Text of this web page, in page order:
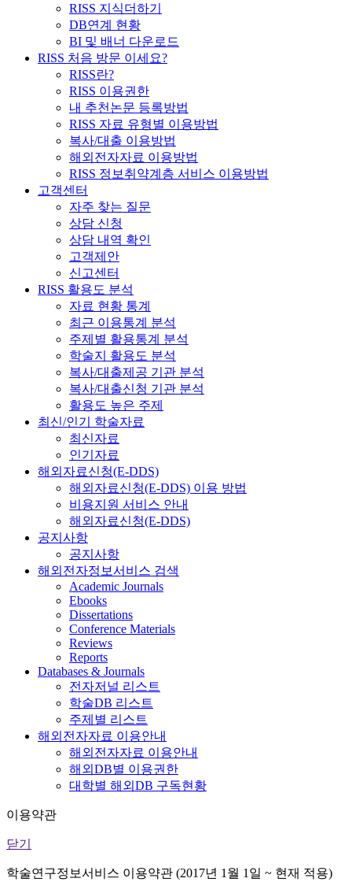
RISS 지식더하기
DB연계 현황
BI 및 배너 다운로드
RISS 처음 방문 이세요?
RISS란?
RISS 이용권한
내 추천논문 등록방법
RISS 자료 유형별 이용방법
복사/대출 이용방법
해외전자자료 이용방법
RISS 정보취약계층 서비스 이용방법
고객센터
자주 찾는 질문
상담 신청
상담 내역 확인
고객제안
신고센터
RISS 활용도 분석
자료 현황 통계
최근 이용통계 분석
주제별 활용통계 분석
학술지 활용도 분석
복사/대출제공 기관 분석
복사/대출신청 기관 분석
활용도 높은 주제
최신/인기 학술자료
최신자료
인기자료
해외자료신청(E-DDS)
해외자료신청(E-DDS) 이용 방법
비용지원 서비스 안내
해외자료신청(E-DDS)
공지사항
공지사항
해외전자정보서비스 검색
Academic Journals
Ebooks
Dissertations
Conference Materials
Reviews
Reports
Databases & Journals
전자저널 리스트
학술DB 리스트
주제별 리스트
해외전자자료 이용안내
해외전자자료 이용안내
해외DB별 이용권한
대학별 해외DB 구독현황
이용약관
닫기
학술연구정보서비스 이용약관 (2017년 1월 1일 ~ 현재 적용)